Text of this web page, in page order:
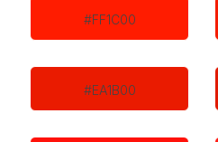
#FF1C00
#EA1B00